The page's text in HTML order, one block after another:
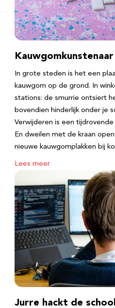
Kauwgomkunstenaar
In grote steden is het een
kauwgom op de grond. In
stations: de smurrie ontsiert
bovendien hinderlijk onder je
Verwijderen is een
En dweilen met de kraan
nieuwe kauwgomplakken bij
Lees meer
Jurre hackt de school